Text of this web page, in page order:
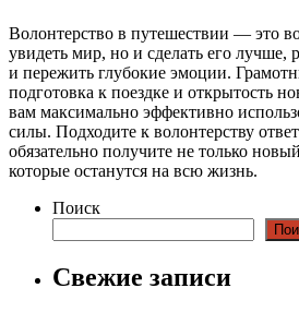
Волонтерство в путешествии — это
увидеть мир, но и сделать его лучше,
и пережить глубокие эмоции.
подготовка к поездке и открытость
вам максимально эффективно
силы. Подходите к волонтерству
обязательно получите не только
которые останутся на всю жизнь.
Поиск
Свежие записи